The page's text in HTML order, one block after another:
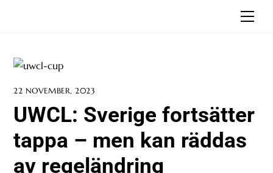
22 NOVEMBER, 2023
UWCL: Sverige fortsätter
tappa – men kan räddas
av regeländring